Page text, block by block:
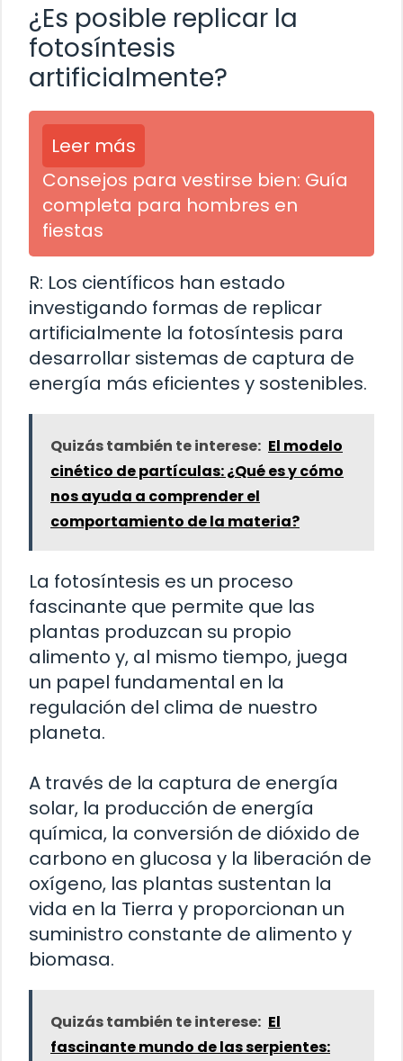
¿Es posible replicar la
fotosíntesis
artificialmente?
Leer más
Consejos para vestirse bien: Guía
completa para hombres en
fiestas
R: Los científicos han estado
investigando formas de replicar
artificialmente la fotosíntesis para
desarrollar sistemas de captura de
energía más eficientes y sostenibles.
Quizás también te interese: El modelo
cinético de partículas: ¿Qué es y cómo
nos ayuda a comprender el
comportamiento de la materia?
La fotosíntesis es un proceso
fascinante que permite que las
plantas produzcan su propio
alimento y, al mismo tiempo, juega
un papel fundamental en la
regulación del clima de nuestro
planeta.
A través de la captura de energía
solar, la producción de energía
química, la conversión de dióxido de
carbono en glucosa y la liberación de
oxígeno, las plantas sustentan la
vida en la Tierra y proporcionan un
suministro constante de alimento y
biomasa.
Quizás también te interese: El
fascinante mundo de las serpientes: